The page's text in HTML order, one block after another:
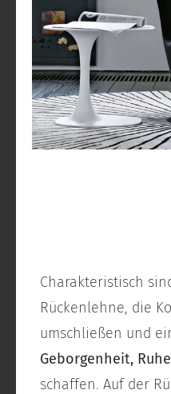
Charakteristisch
Rückenlehne, die
umschließen und
Geborgenheit,
schaffen. Auf der